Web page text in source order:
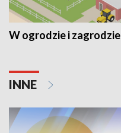
W ogrodzie i zagrodzie
INNE